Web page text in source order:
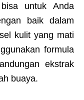
untuk Anda
baik dalam
kulit yang mati
formula
ekstrak
buaya.